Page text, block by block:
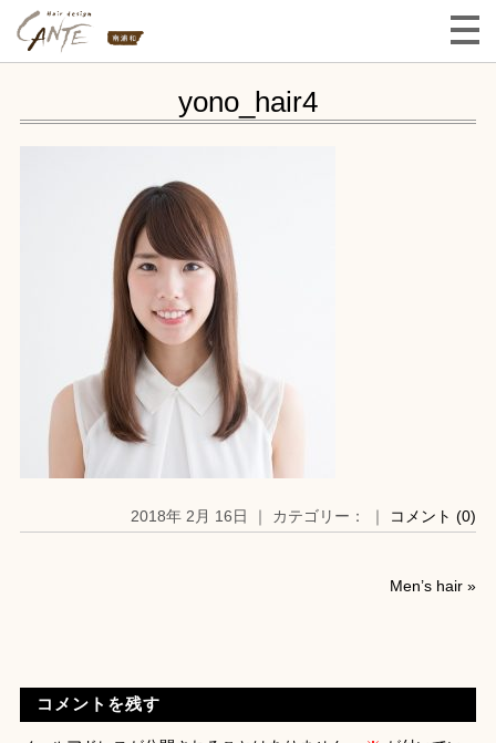
yono_hair4
2018年 2月 16日 ｜ カテゴリー： ｜ コメント (0)
Men’s hair »
コメントを残す